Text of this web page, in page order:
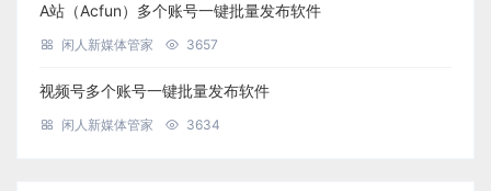
A站（Acfun）多个账号一键批量发布软件
闲人新媒体管家 3657
视频号多个账号一键批量发布软件
闲人新媒体管家 3634